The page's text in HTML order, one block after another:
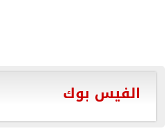
الفيس بوك